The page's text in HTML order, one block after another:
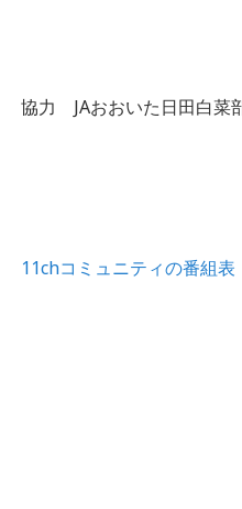
協力 JAおおいた日田白菜
11chコミュニティの番組